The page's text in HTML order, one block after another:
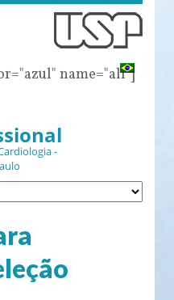
name="all"]
-